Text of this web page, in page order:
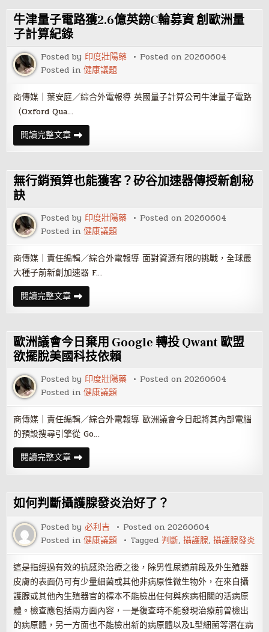
募
資
告
捷
農
業
AI
迎
來
關
鍵
時
牛津量子電路獲2.6億英鎊C輪募資 創歐洲量
子計算紀錄
Posted by 印度壯陽藥 Posted on20260604
Posted in健康議題
商傳媒｜葉安庭／綜合外電報導 英國量子計算公司牛津量子電路
（Oxford Qua…
閱讀完整文章牛
津
量
電
路
獲
英
鎊
C
輪
募
資
創
歐
洲
量
子
計
算
無行銷預算也能獲客？矽谷加速器傳授新創秘
訣
Posted by 印度壯陽藥 Posted on20260604
Posted in健康議題
商傳媒｜責任編輯／綜合外電報導 面對資源有限的挑戰，全球最
大種子前新創加速器 F…
閱讀完整文章無
行
銷
算
也
能
獲
客？
矽
谷
加
速
器
傳
授
新
創
秘
訣
歐洲議會今日棄用 Google 轉投 Qwant 歐盟
欲擺脫美國科技依賴
Posted by 印度壯陽藥 Posted on20260604
Posted in健康議題
商傳媒｜責任編輯／綜合外電報導 歐洲議會今日起將其內部電腦
的預設搜尋引擎從 Go…
閱讀完整文章歐
洲
議
今
日
棄
用
Google
轉
投
歐
盟
欲
擺
脫
美
國
科
技
如何判斷攝護腺發炎治好了？
Posted by必利吉 Posted on20260604
Posted in健康議題 Tagged判斷,攝護腺,攝護腺發炎
這是指經過有效的抗感染治療之後，除男性尿道前段及外生殖器
皮膚的表面仍可有少量細菌或其他非病原性微生物外，在來自攝
護腺或其他內生殖器官的標本不能檢出任何與疾病相關的活病原
體。檢查應包括兩方面內容，一是復查時不能發現治療前曾檢出
的病原體，另一方面也不能檢出新的病原體以及L型細菌等潛在病